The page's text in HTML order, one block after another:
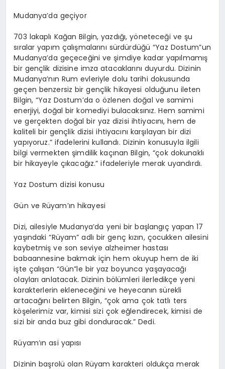
Mudanya’da geçiyor
703 lakaplı Kağan Bilgin, yazdığı, yöneteceği ve şu
sıralar yapım çalışmalarını sürdürdüğü “Yaz Dostum”un
Mudanya’da geçeceğini ve şimdiye kadar yapılmamış
bir gençlik dizisine imza atacaklarını duyurdu. Dizinin
Mudanya’nın Rum evleriyle dolu tarihi dokusunda
geçen benzersiz bir gençlik hikayesi olduğunu ileten
Bilgin, “Yaz Dostum’da o özlenen doğal ve samimi
enerjiyi, doğal bir komediyi bulacaksınız. Hem samimi
ve gerçekten doğal bir yaz dizisi ihtiyacını, hem de
kaliteli bir gençlik dizisi ihtiyacını karşılayan bir dizi
yapıyoruz.” ifadelerini kullandı. Dizinin konusuyla ilgili
bilgi vermekten şimdilik kaçınan Bilgin, “çok dokunaklı
bir hikayeyle çıkacağız.” ifadeleriyle merak uyandırdı.
Yaz Dostum dizisi konusu
Gün ve Rüyam’ın hikayesi
Dizi, ailesiyle Mudanya’da yeni bir başlangıç yapan 17
yaşındaki “Rüyam” adlı bir genç kızın, çocukken ailesini
kaybetmiş ve son seviye alzheimer hastası
babaannesine bakmak için hem okuyup hem de iki
işte çalışan “Gün”le bir yaz boyunca yaşayacağı
olayları anlatacak. Dizinin bölümleri ilerledikçe yeni
karakterlerin ekleneceğini ve heyecanın sürekli
artacağını belirten Bilgin, “çok ama çok tatlı ters
köşelerimiz var, kimisi sizi çok eğlendirecek, kimisi de
sizi bir anda buz gibi donduracak.” Dedi.
Rüyam’ın asi yapısı
Dizinin başrolü olan Rüyam karakteri oldukça merak